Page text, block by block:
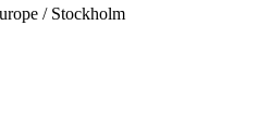
/ Stockholm